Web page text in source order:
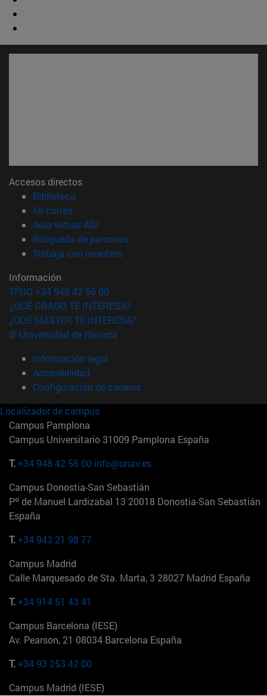
Accesos directos
Biblioteca
Mi correo(abre en nueva ventana)
Aula virtual ADI
Búsqueda de personas(abre en nueva ventana)
Trabaja con nosotros(abre en nueva ventana)
Información
TFNO +34 948 42 56 00
¿QUÉ GRADO TE INTERESA?
¿QUÉ MÁSTER TE INTERESA?
© Universidad de Navarra
Información legal
Accesibilidad
Configuración de cookies
Localizador de campus
Campus Pamplona
Campus Universitario 31009 Pamplona España
T.+34 948 42 56 00 info@unav.es
Campus Donostia-San Sebastián
Pº de Manuel Lardizabal 13 20018 Donostia-San Sebastián
España
T.+34 943 21 98 77
Campus Madrid
Calle Marquesado de Sta. Marta, 3 28027 Madrid España
T.+34 914 51 43 41
Campus Barcelona (IESE)
Av. Pearson, 21 08034 Barcelona España
T.+34 93 253 42 00
Campus Madrid (IESE)